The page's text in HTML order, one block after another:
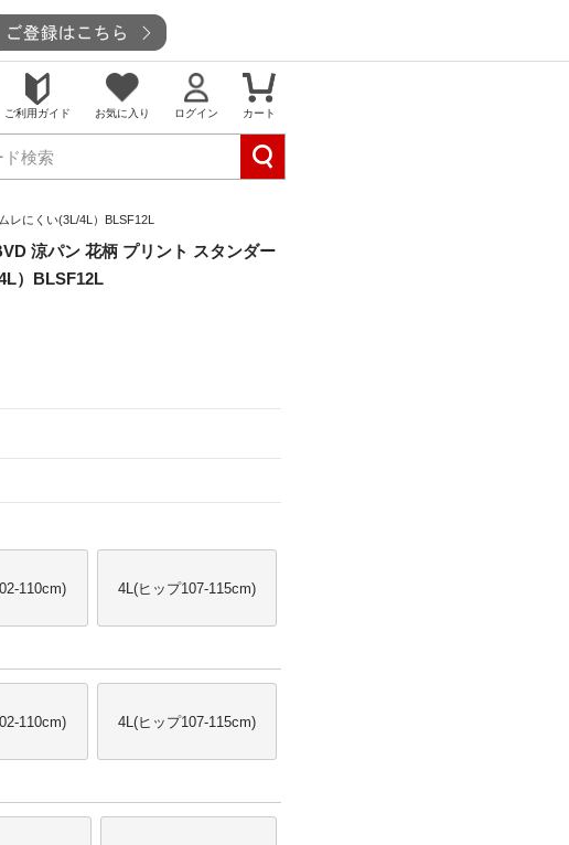
ご利用ガイド お気に入り ログイン カート
レにくい(3L/4L）BLSF12L
涼パン 花柄 プリント スタンダー
）BLSF12L
110cm) 4L(ヒップ107-115cm)
110cm) 4L(ヒップ107-115cm)